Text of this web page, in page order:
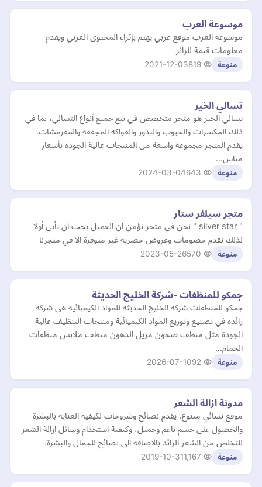
موسوعة العرب
موسوعة العرب موقع عربي يهتم بإثراء المحتوى العربي ويقدم
معلومات قيمة للزائر
منوعة 2021-12-03
تسالي الخير
تسالي الخير هو متجر متخصص في بيع جميع أنواع التسالي، بما في
ذلك المكسرات والحبوب والبذور والفواكه المجففة والمقرمشات.
يقدم المتجر مجموعة واسعة من المنتجات عالية الجودة بأسعار
مناس…
منوعة 2024-03-04
متجر سيلفر ستار
" silver star " نحن في متجر نؤمن ان العميل يجب ان يأتي أولا
لذلك نقدم خصومات وعروض حصرية غير متوفرة الا في متجرنا
منوعة 2023-05-26
جمكو للمنظفات -شركة الخليج الحديثة
جمكو للمنظفات شركة الخليج الحديثة للمواد الكيميائية هي شركة
رائدة في تصنيع وتوزيع المواد الكيميائية ومنتجات التنظيف عالية
الجودة مثل منظف صحون مزيل الدهون منظف ملابس منظفات
الحمام…
منوعة 2026-07-10
مدونة ازالة الشعر
موقع نسائي متنوع، يقدم نصائح وشروحات لكيفية العناية بالبشرة
والحصول على جسم ناعم وجميل، وكيفية استخدام وسائل ازالة الشعر
للتخلص من الشعر الزائد بالاضافة الى نصائح للجمال والبشرة.
منوعة 2019-10-31